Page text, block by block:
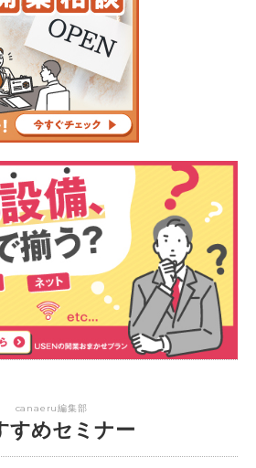
canaeru編集部
すめセミナー